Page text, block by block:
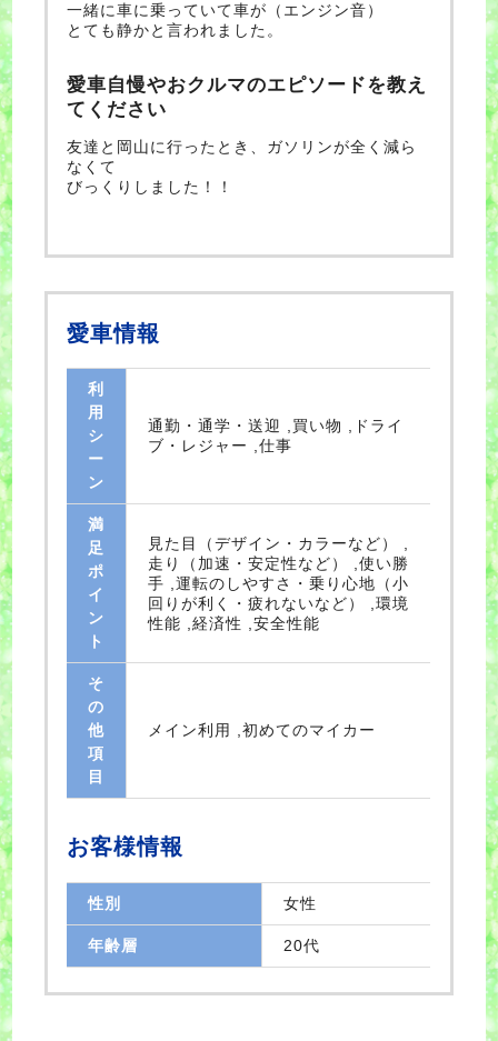
一緒に車に乗っていて車が（エンジン音）
とても静かと言われました。
愛車自慢やおクルマのエピソードを教え
てください
友達と岡山に行ったとき、ガソリンが全く減ら
なくて
びっくりしました！！
愛車情報
利
用
シ
ー
ン
通勤・通学・送迎 ,買い物 ,ドライ
ブ・レジャー ,仕事
満
足
ポ
イ
ン
ト
見た目（デザイン・カラーなど） ,
走り（加速・安定性など） ,使い勝
手 ,運転のしやすさ・乗り心地（小
回りが利く・疲れないなど） ,環境
性能 ,経済性 ,安全性能
そ
の
他
項
目
メイン利用 ,初めてのマイカー
お客様情報
性別 女性
年齢層 20代